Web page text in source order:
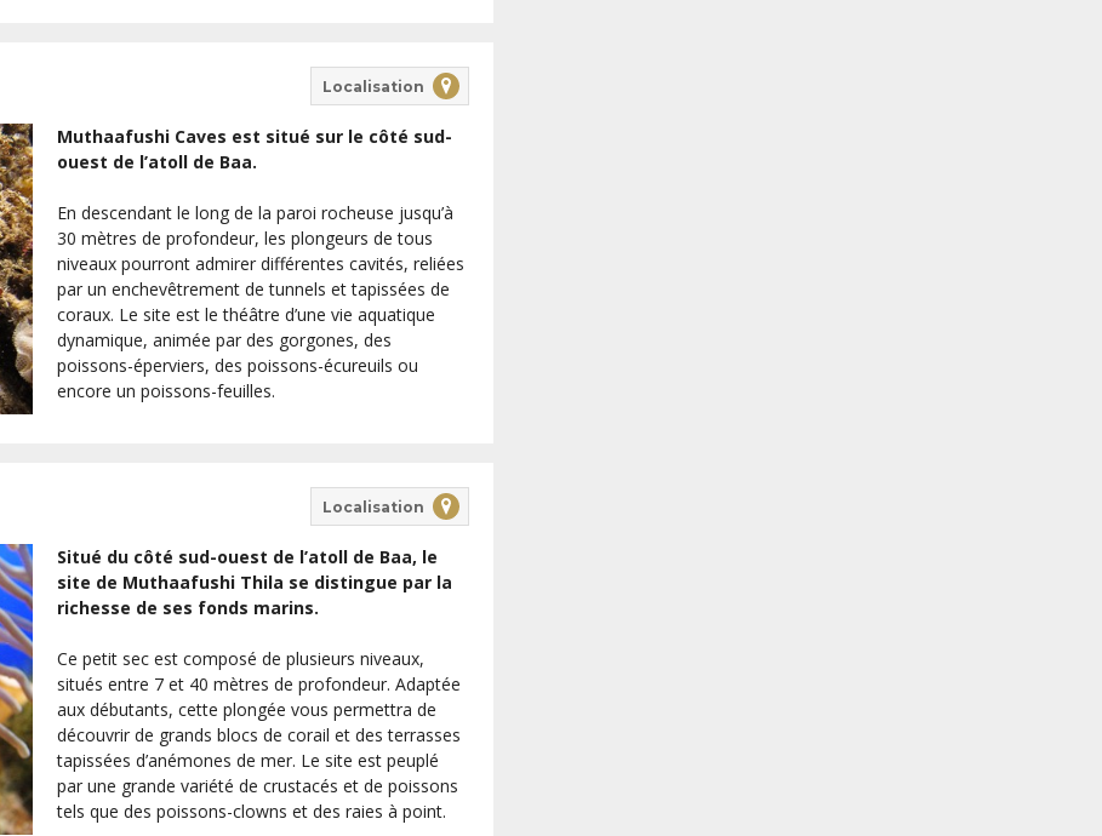
Localisation
Muthaafushi Caves est situé sur le côté sud-
ouest de l’atoll de Baa.
En descendant le long de la paroi rocheuse jusqu’à
30 mètres de profondeur, les plongeurs de tous
niveaux pourront admirer différentes cavités, reliées
par un enchevêtrement de tunnels et tapissées de
coraux. Le site est le théâtre d’une vie aquatique
dynamique, animée par des gorgones, des
poissons-éperviers, des poissons-écureuils ou
encore un poissons-feuilles.
Localisation
Situé du côté sud-ouest de l’atoll de Baa, le
site de Muthaafushi Thila se distingue par la
richesse de ses fonds marins.
Ce petit sec est composé de plusieurs niveaux,
situés entre 7 et 40 mètres de profondeur. Adaptée
aux débutants, cette plongée vous permettra de
découvrir de grands blocs de corail et des terrasses
tapissées d’anémones de mer. Le site est peuplé
par une grande variété de crustacés et de poissons
tels que des poissons-clowns et des raies à point.